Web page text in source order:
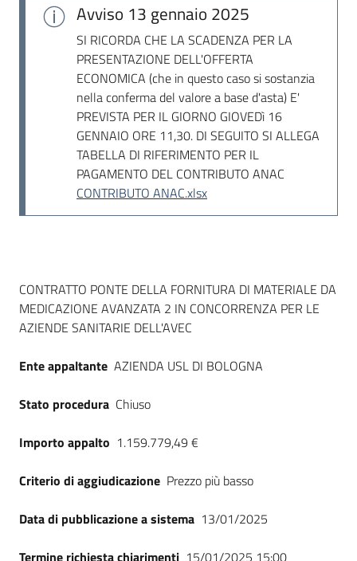
Avviso 13 gennaio 2025
SI RICORDA CHE LA SCADENZA PER LA
PRESENTAZIONE DELL'OFFERTA
ECONOMICA (che in questo caso si sostanzia
nella conferma del valore a base d'asta) E'
PREVISTA PER IL GIORNO GIOVEDì 16
GENNAIO ORE 11,30. DI SEGUITO SI ALLEGA
TABELLA DI RIFERIMENTO PER IL
PAGAMENTO DEL CONTRIBUTO ANAC
CONTRIBUTO ANAC.xlsx
Dati del bando
CONTRATTO PONTE DELLA FORNITURA DI MATERIALE DA
MEDICAZIONE AVANZATA 2 IN CONCORRENZA PER LE
AZIENDE SANITARIE DELL'AVEC
Ente appaltante AZIENDA USL DI BOLOGNA
Stato procedura Chiuso
Importo appalto 1.159.779,49 €
Criterio di aggiudicazione Prezzo più basso
Data di pubblicazione a sistema 13/01/2025
Termine richiesta chiarimenti 15/01/2025 15:00